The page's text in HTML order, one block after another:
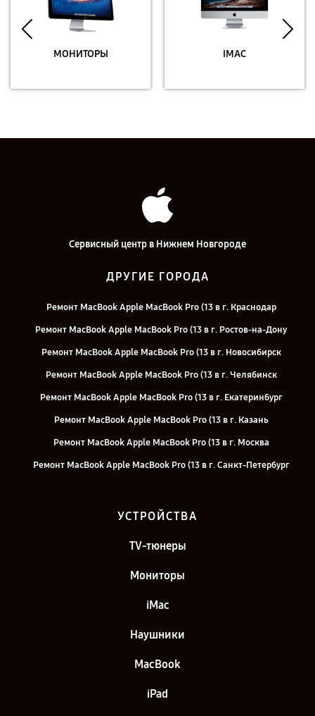
МОНИТОРЫ IMAC
Сервисный центр в Нижнем Новгороде
ДРУГИЕ ГОРОДА
Ремонт MacBook Apple MacBook Pro (13 в г. Краснодар
Ремонт MacBook Apple MacBook Pro (13 в г. Ростов-на-Дону
Ремонт MacBook Apple MacBook Pro (13 в г. Новосибирск
Ремонт MacBook Apple MacBook Pro (13 в г. Челябинск
Ремонт MacBook Apple MacBook Pro (13 в г. Екатеринбург
Ремонт MacBook Apple MacBook Pro (13 в г. Казань
Ремонт MacBook Apple MacBook Pro (13 в г. Москва
Ремонт MacBook Apple MacBook Pro (13 в г. Санкт-Петербург
УСТРОЙСТВА
TV-тюнеры
Мониторы
iMac
Наушники
MacBook
iPad